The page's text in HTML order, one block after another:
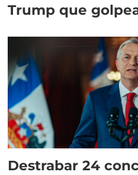
Trump que
Destrabar 24